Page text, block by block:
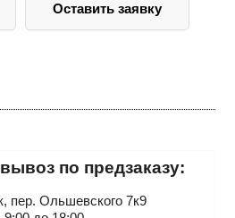
Оставить заявку
по предзаказу:
пер. Ольшевского 7к9